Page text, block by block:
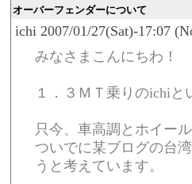
オーバーフェンダーについて
ichi 2007/01/27(Sat)-17:07
みなさまこんにちわ！
１．３ＭＴ乗りのichiと
只今、車高調とホイー
ついでに某ブログの台
うと考えています。